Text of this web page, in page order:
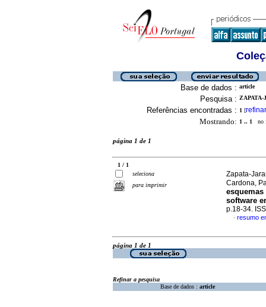
Base de dados : article
Pesquisa :
Referências encontradas : 1 [refinar
Mostrando: 1 .. 1 no
página 1 de 1
1 / 1
seleciona
para imprimir
Zapata-
Cardona,
software
p.18-34.
· resumo
página 1 de 1
Refinar a pesquisa
Base de dados : article